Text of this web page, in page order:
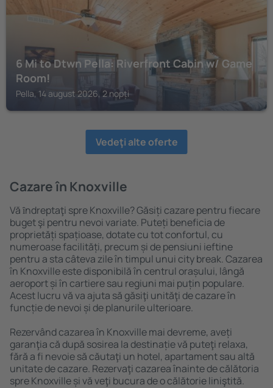
6 Mi to Dtwn Pella: Riverfront Cabin w/ Game
Room!
Pella, 14 august 2026, 2 nopți
Vedeţi alte oferte
Cazare în Knoxville
Vă ȋndreptaţi spre Knoxville? Găsiți cazare pentru fiecare
buget şi pentru nevoi variate. Puteți beneficia de
proprietăți spațioase, dotate cu tot confortul, cu
numeroase facilități, precum și de pensiuni ieftine
pentru a sta câteva zile în timpul unui city break. Cazarea
în Knoxville este disponibilă în centrul orașului, lângă
aeroport și în cartiere sau regiuni mai puțin populare.
Acest lucru vă va ajuta să găsiţi unităţi de cazare în
funcție de nevoi și de planurile ulterioare.
Rezervând cazarea în Knoxville mai devreme, aveți
garanţia că după sosirea la destinație vă puteţi relaxa,
fără a fi nevoie să căutaţi un hotel, apartament sau altă
unitate de cazare. Rezervaţi cazarea înainte de călătoria
spre Knoxville și vă veţi bucura de o călătorie liniştită.